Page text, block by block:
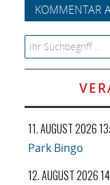
Search for:
11. AUGUST 2026
Park Bingo
12. AUGUST 2026